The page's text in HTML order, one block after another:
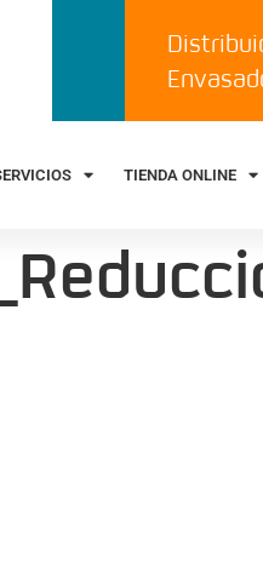
TIENDA ONLINE